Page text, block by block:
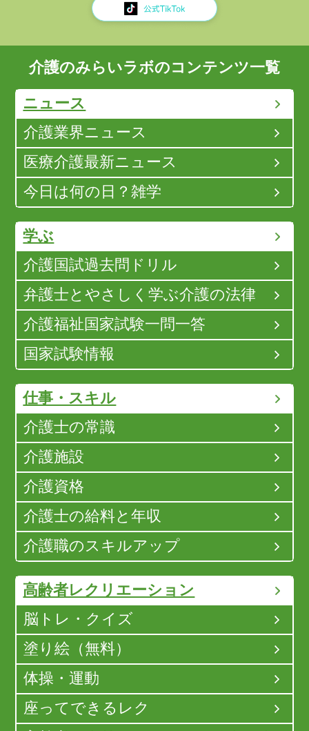
介護のみらいラボのコンテンツ一覧
ニュース
介護業界ニュース
医療介護最新ニュース
今日は何の日？雑学
学ぶ
介護国試過去問ドリル
弁護士とやさしく学ぶ介護の法律
介護福祉国家試験一問一答
国家試験情報
仕事・スキル
介護士の常識
介護施設
介護資格
介護士の給料と年収
介護職のスキルアップ
高齢者レクリエーション
脳トレ・クイズ
塗り絵（無料）
体操・運動
座ってできるレク